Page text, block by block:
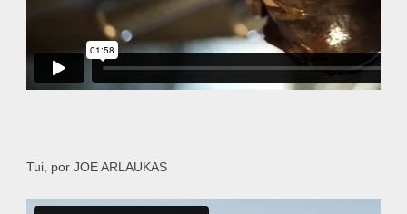
Tui, por JOE ARLAUKAS